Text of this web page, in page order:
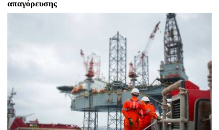
απαγόρευσης